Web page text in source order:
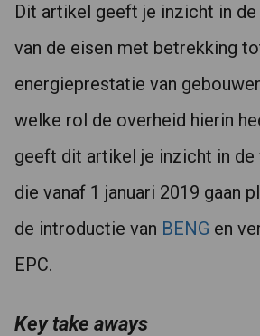
Dit artikel geeft je inzicht in de
van de eisen met betrekking
energieprestatie van
welke rol de overheid hierin
geeft dit artikel je inzicht in de
die vanaf 1 januari 2019 gaan
de introductie van BENG en
EPC.
Key take aways